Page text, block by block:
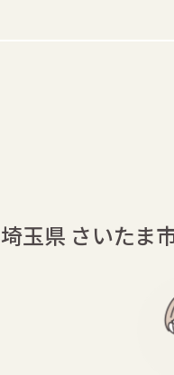
埼玉県 さいたま